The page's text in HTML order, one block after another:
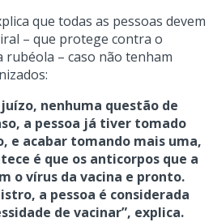
que todas as pessoas devem
– que protege contra o
rubéola – caso não tenham
nenhuma questão de
a pessoa já tiver tomado
e acabar tomando mais uma,
é que os anticorpos que a
o vírus da vacina e pronto.
a pessoa é considerada
de vacinar”, explica.